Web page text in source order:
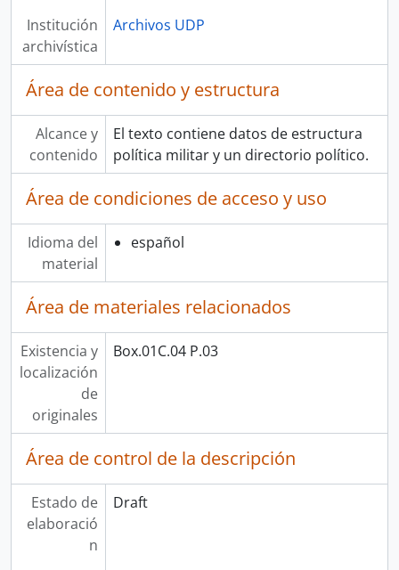
Institución
archivística
Archivos UDP
Área de contenido y estructura
Alcance y
contenido
El texto contiene datos de estructura
política militar y un directorio político.
Área de condiciones de acceso y uso
Idioma del
material
español
Área de materiales relacionados
Existencia y
localización
de
originales
Box.01C.04 P.03
Área de control de la descripción
Estado de
elaboració
n
Draft